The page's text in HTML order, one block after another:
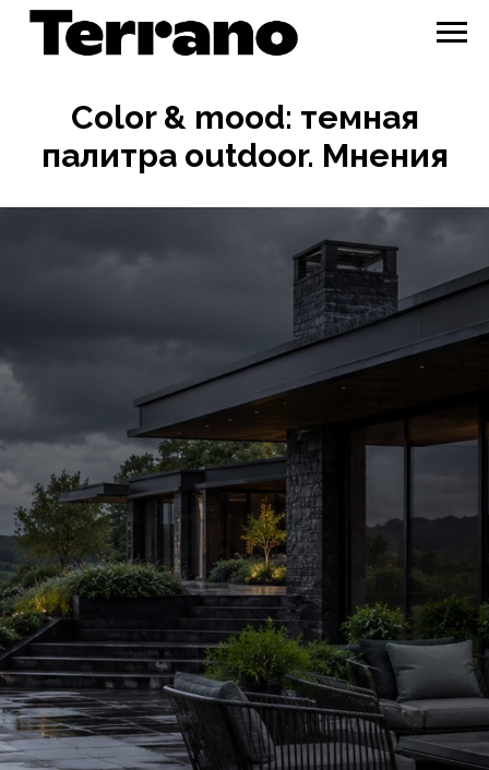
Color & mood: темная
палитра outdoor. Мнения